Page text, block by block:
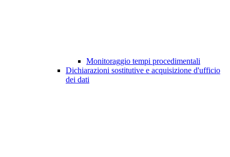
Monitoraggio tempi procedimentali
Dichiarazioni sostitutive e acquisizione d'ufficio
dei dati